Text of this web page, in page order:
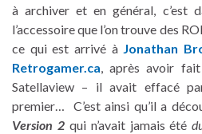
à archiver et en général, c’est
l’accessoire que l’on trouve des
ce qui est arrivé à Jonathan
Retrogamer.ca, après avoir fait
Satellaview – il avait effacé
premier… C’est ainsi qu’il a
Version 2qui n’avait jamais été